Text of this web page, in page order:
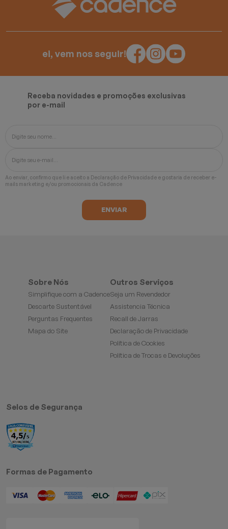
ei, vem nos seguir!
Receba novidades e promoções exclusivas
por e-mail
Ao enviar, confirmo que li e aceito a Declaração de Privacidade e gostaria de receber e-
mails marketing e/ou promocionais da Cadence
Sobre Nós
Simplifique com a Cadence
Descarte Sustentável
Perguntas Frequentes
Mapa do Site
Outros Serviços
Seja um Revendedor
Assistencia Técnica
Recall de Jarras
Declaração de Privacidade
Política de Cookies
Política de Trocas e Devoluções
Selos de Segurança
Formas de Pagamento